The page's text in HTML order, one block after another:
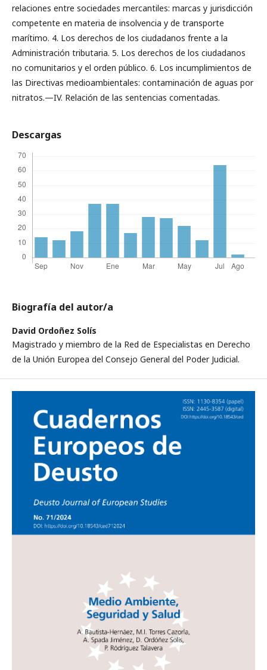
relaciones entre sociedades mercantiles: marcas y jurisdicción
competente en materia de insolvencia y de transporte
marítimo. 4. Los derechos de los ciudadanos frente a la
Administración tributaria. 5. Los derechos de los ciudadanos
no comunitarios y el orden público. 6. Los incumplimientos de
las Directivas medioambientales: contaminación de aguas por
nitratos.—IV. Relación de las sentencias comentadas.
Descargas
Biografía del autor/a
David Ordoñez Solís
Magistrado y miembro de la Red de Especialistas en Derecho
de la Unión Europea del Consejo General del Poder Judicial.